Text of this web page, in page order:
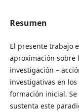
Resumen
El presente trabajo
aproximación sobre
investigación –
investigativas en
formación inicial.
sustenta este